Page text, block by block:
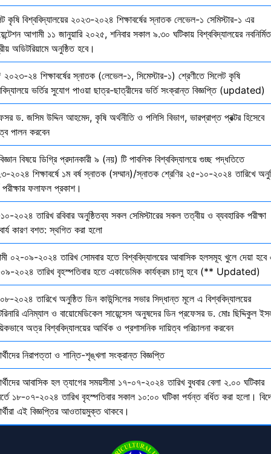
কৃষি বিশ্ববিদ্যালয়ের ২০২৩-২০২৪ শিক্ষাবর্ষের স্নাতক লেভেল-১ সেমিস্টার-১ এর
আগামী ১১ জানুয়ারি ২০২৫, শনিবার সকাল ৯.৩০ ঘটিকায় বিশ্ববিদ্যালয়ের নবনির্মিত
অডিটরিয়ামে অনুষ্ঠিত হবে।
২৪ শিক্ষাবর্ষের স্নাতক (লেভেল-১, সিমেস্টার-১) শ্রেণীতে সিলেট কৃষি
ভর্তির সুযোগ পাওয়া ছাত্র-ছাত্রীদের ভর্তি সংক্রান্ত বিজ্ঞপ্তি (updated)
ড. জসিম উদ্দিন আহমেদ, কৃষি অর্থনীতি ও পলিসি বিভাগ, ভারপ্রাপ্ত প্রক্টর হিসেবে
পালন করবেন
বিষয়ে ডিগ্রি প্রদানকারী ৯ (নয়) টি পাবলিক বিশ্ববিদ্যালয়ে গুচ্ছ পদ্ধতিতে
২০২৪ শিক্ষাবর্ষে ১ম বর্ষ স্নাতক (সম্মান)/স্নাতক শ্রেণির ২৫-১০-২০২৪ তারিখে
পরীক্ষার ফলাফল প্রকাশ।
২০২৪ তারিখ রবিবার অনুষ্ঠিতব্য সকল সেমিস্টারের সকল তত্বীয় ও ব্যবহারিক পরীক্ষা
কারণ বশত: স্থগিত করা হলো
০২-০৯-২০২৪ তারিখ সোমবার হতে বিশ্ববিদ্যালয়ের আবাসিক হলসমূহ খুলে দেয়া হবে
২০২৪ তারিখ বৃহস্পতিবার হতে একাডেমিক কার্যক্রম চালু হবে (** Updated)
২০২৪ তারিখে অনুষ্ঠিত ডিন কাউন্সিলের সভার সিদ্ধান্ত মূলে এ বিশ্ববিদ্যালয়ের
এনিম্যাল ও বায়োমেডিকেল সায়েন্সেস অনুষদের ডিন প্রফেসর ড. মোঃ ছিদ্দিকুল
অত্র বিশ্ববিদ্যালয়ের আর্থিক ও প্রশাসনিক দায়িত্ব পরিচালনা করবেন
নিরাপত্তা ও শান্তি-শৃঙ্খলা সংক্রান্ত বিজ্ঞপ্তি
আবাসিক হল ত্যাগের সময়সীমা ১৭-০৭-২০২৪ তারিখ বুধবার বেলা ২.০০ ঘটিকার
১৮-০৭-২০২৪ তারিখ বৃহস্পতিবার সকাল ১০:০০ ঘটিকা পর্যন্ত বর্ধিত করা হলো।
এই বিজ্ঞপ্তির আওতায়মুক্ত থাকবে।